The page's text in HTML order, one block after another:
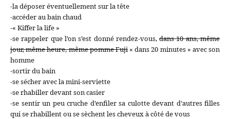
-la déposer éventuellement sur la tête
-accéder au bain chaud
-« Kiffer la life »
-se rappeler que l’on s’est donné rendez-vous,dans 10 ans, même
jour, même heure, même pomme Fuji« dans 20 minutes » avec son
homme
-sortir du bain
-se sécher avec la mini-serviette
-se rhabiller devant son casier
-se sentir un peu cruche d’enfiler sa culotte devant d’autres filles
qui se rhabillent ou se sèchent les cheveux à côté de vous